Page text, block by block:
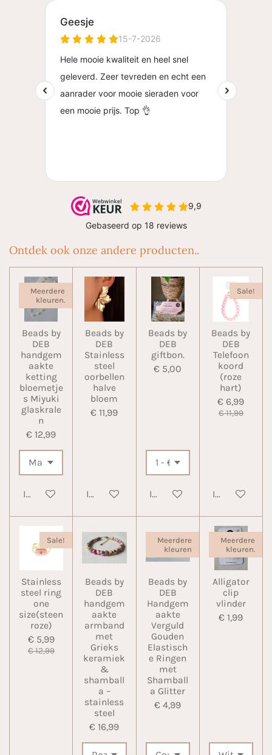
Ontdek ook onze andere producten..
Meerdere
kleuren.
Beads by
DEB
handgem
aakte
ketting
bloemetje
s Miyuki
glaskrale
n
€ 12,99
In winkelwagen
Beads by
DEB
Stainless
steel
oorbellen
halve
bloem
€ 11,99
In winkelwagen
Beads by
DEB
giftbon.
€ 5,00
In winkelwagen
Sale!
Beads by
DEB
Telefoon
koord
(roze
hart)
€ 6,99
€ 11,99
In
Sale!
Stainless
steel ring
one
size(steen
roze)
€ 5,99
€ 12,99
Beads by
DEB
handgem
aakte
armband
met
Grieks
keramiek
&
shamball
a –
stainless
steel
€ 16,99
Meerdere
kleuren
Beads by
DEB
Handgem
aakte
Verguld
Gouden
Elastisch
e Ringen
met
Shamball
a Glitter
€ 4,99
Meerdere
kleuren.
Alligator
clip
vlinder
€ 1,99